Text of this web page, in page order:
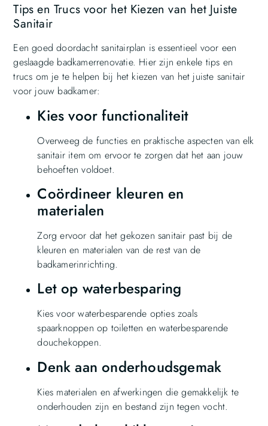
Tips en Trucs voor het Kiezen van het Juiste
Sanitair
Een goed doordacht sanitairplan is essentieel voor een
geslaagde badkamerrenovatie. Hier zijn enkele tips en
trucs om je te helpen bij het kiezen van het juiste sanitair
voor jouw badkamer:
Kies voor functionaliteit
Overweeg de functies en praktische aspecten van elk
sanitair item om ervoor te zorgen dat het aan jouw
behoeften voldoet.
Coördineer kleuren en
materialen
Zorg ervoor dat het gekozen sanitair past bij de
kleuren en materialen van de rest van de
badkamerinrichting.
Let op waterbesparing
Kies voor waterbesparende opties zoals
spaarknoppen op toiletten en waterbesparende
douchekoppen.
Denk aan onderhoudsgemak
Kies materialen en afwerkingen die gemakkelijk te
onderhouden zijn en bestand zijn tegen vocht.